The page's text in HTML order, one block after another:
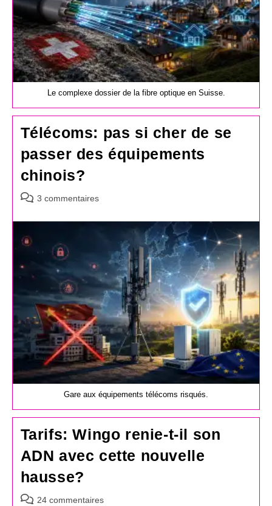
Le complexe dossier de la fibre optique en Suisse.
Télécoms: pas si cher de se
passer des équipements
chinois?
Commentaires
la
publication :
3 commentaires
Gare aux équipements télécoms risqués.
Tarifs: Wingo renie-t-il son
ADN avec cette nouvelle
hausse?
Commentaires
24 commentaires